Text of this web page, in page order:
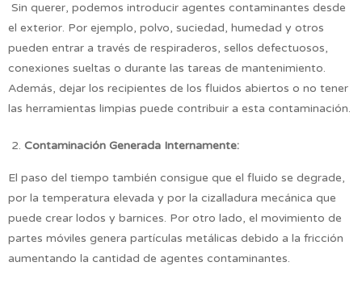
Sin querer, podemos introducir agentes contaminantes desde
el exterior. Por ejemplo, polvo, suciedad, humedad y otros
pueden entrar a través de respiraderos, sellos defectuosos,
conexiones sueltas o durante las tareas de mantenimiento.
Además, dejar los recipientes de los fluidos abiertos o no tener
las herramientas limpias puede contribuir a esta contaminación.
Contaminación Generada Internamente:
El paso del tiempo también consigue que el fluido se degrade,
por la temperatura elevada y por la cizalladura mecánica que
puede crear lodos y barnices. Por otro lado, el movimiento de
partes móviles genera partículas metálicas debido a la fricción
aumentando la cantidad de agentes contaminantes.